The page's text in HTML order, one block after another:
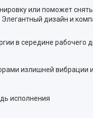
или поможет
дизайн и
в середине рабочего
излишней вибрации
исполнения